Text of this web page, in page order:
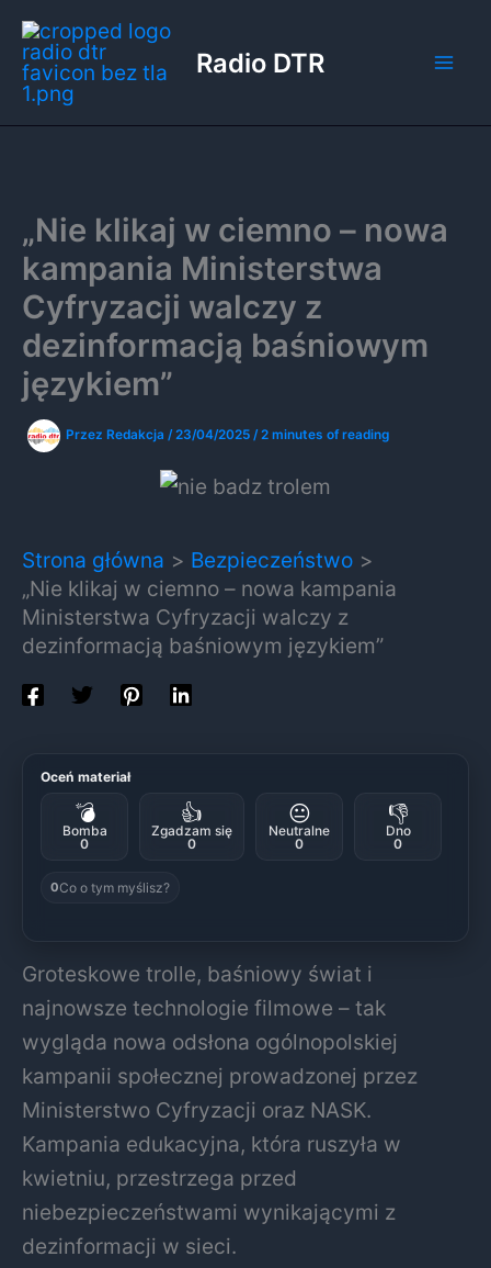
Przejdź
do
treści
Radio DTR
„Nie klikaj w ciemno – nowa
kampania Ministerstwa
Cyfryzacji walczy z
dezinformacją baśniowym
językiem”
Przez Redakcja /23/04/2025 /2 minutes of reading
Strona główna
Bezpieczeństwo
„Nie klikaj w ciemno – nowa kampania
Ministerstwa Cyfryzacji walczy z
dezinformacją baśniowym językiem”
Oceń materiał
💣
Bomba
0
👍
Zgadzam się
0
😐
Neutralne
0
👎
Dno
0
0Co o tym myślisz?
Groteskowe trolle, baśniowy świat i
najnowsze technologie filmowe – tak
wygląda nowa odsłona ogólnopolskiej
kampanii społecznej prowadzonej przez
Ministerstwo Cyfryzacji oraz NASK.
Kampania edukacyjna, która ruszyła w
kwietniu, przestrzega przed
niebezpieczeństwami wynikającymi z
dezinformacji w sieci.